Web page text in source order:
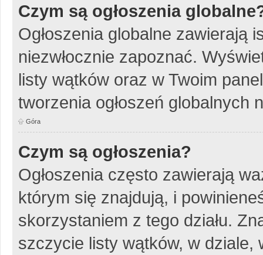
Czym są ogłoszenia
Ogłoszenia globalne zawierają
niezwłocznie zapoznać.
listy wątków oraz w Twoim
tworzenia ogłoszeń globalnych
Góra
Czym są ogłoszenia?
Ogłoszenia często zawierają
którym się znajdują, i
skorzystaniem z tego działu.
szczycie listy wątków, w dziale,